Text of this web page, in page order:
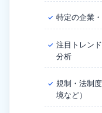
✓ 特定の企業
✓ 注目トレン
分析
✓ 規制・法制
境など）